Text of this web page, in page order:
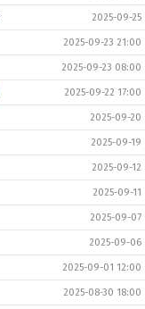
2025-09-25
2025-09-23 21:00
2025-09-23 08:00
2025-09-22 17:00
2025-09-20
2025-09-19
2025-09-12
2025-09-11
2025-09-07
2025-09-06
2025-09-01 12:00
2025-08-30 18:00